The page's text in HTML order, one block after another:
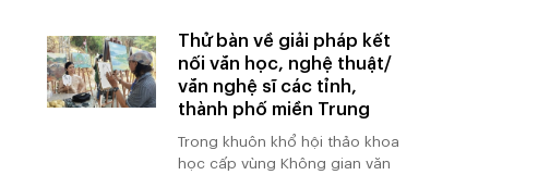
Thử bàn về giải pháp kết
nối văn học, nghệ thuật/
văn nghệ sĩ các tỉnh,
thành phố miền Trung
Trong khuôn khổ hội thảo khoa
học cấp vùng Không gian văn